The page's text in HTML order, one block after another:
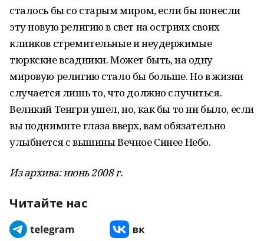
сталось бы со старым миром, если бы понесли
эту новую религию в свет на остриях своих
клинков стремительные и неудержимые
тюркские всадники. Может быть, на одну
мировую религию стало бы больше. Но в жизни
случается лишь то, что должно случиться.
Великий Тенгри ушел, но, как бы то ни было, если
вы поднимите глаза вверх, вам обязательно
улыбнется с вышины Вечное Синее Небо.
Из архива: июнь 2008 г.
Читайте нас